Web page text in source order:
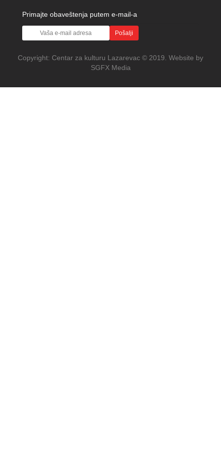
Primajte obaveštenja putem e-mail-a
Pošalji
Copyright: Centar za kulturu Lazarevac © 2019. Website by
SGFX Media